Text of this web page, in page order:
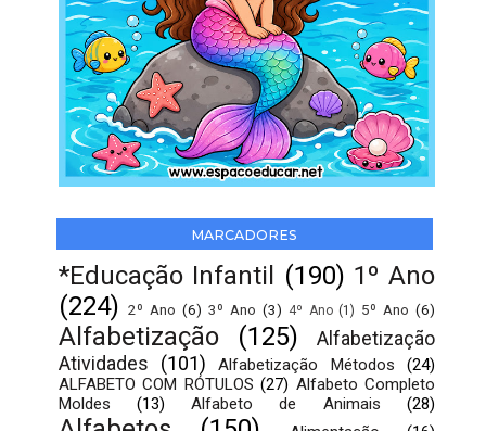
MARCADORES
*Educação Infantil (190) 1º Ano
(224) 2º Ano (6) 3º Ano (3) 4º Ano (1) 5º Ano (6)
Alfabetização (125)
Alfabetização
Atividades
(101) Alfabetização Métodos
(24)
ALFABETO COM RÓTULOS (27) Alfabeto Completo
Moldes
(13) Alfabeto de Animais (28)